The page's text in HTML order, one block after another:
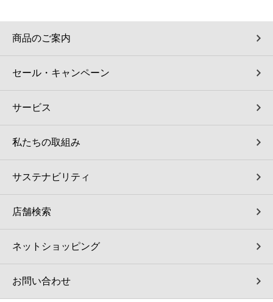
商品のご案内
セール・キャンペーン
サービス
私たちの取組み
サステナビリティ
店舗検索
ネットショッピング
お問い合わせ